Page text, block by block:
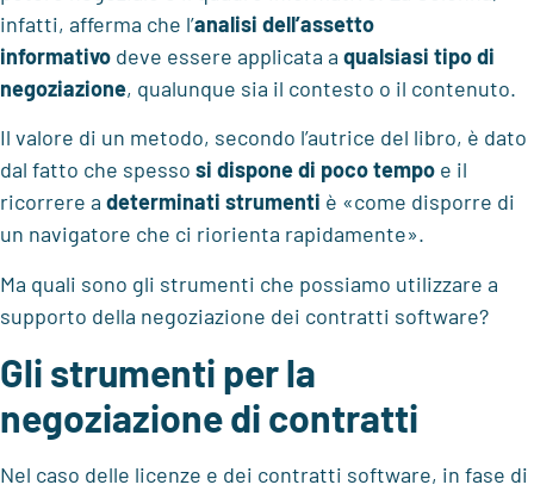
infatti, afferma che l’analisi dell’assetto
informativo deve essere applicata a qualsiasi tipo di
negoziazione, qualunque sia il contesto o il contenuto.
Il valore di un metodo, secondo l’autrice del libro, è dato
dal fatto che spesso si dispone di poco tempo e il
ricorrere a determinati strumenti è «come disporre di
un navigatore che ci riorienta rapidamente».
Ma quali sono gli strumenti che possiamo utilizzare a
supporto della negoziazione dei contratti software?
Gli strumenti per la
negoziazione di contratti
Nel caso delle licenze e dei contratti software, in fase di